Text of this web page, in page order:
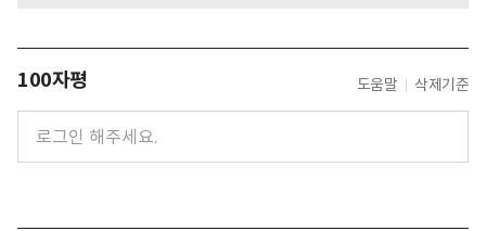
100자평 도움말 삭제기준